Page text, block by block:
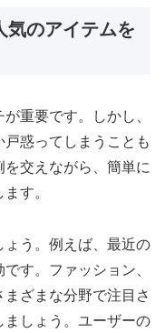
気のアイテムを
重要です。しかし、
惑ってしまうことも
交えながら、簡単に
す。
ょう。例えば、最近の
す。ファッション、
ざまな分野で注目さ
しょう。ユーザーの